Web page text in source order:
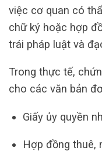
việc cơ quan có
chữ ký hoặc hợp
trái pháp luật và
Trong thực tế,
cho các văn bản
Giấy ủy quyền
Hợp đồng thuê,